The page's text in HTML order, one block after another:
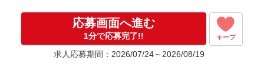
応募画面へ進む
1分で応募完了!! キープ
求人応募期間：2026/07/24～2026/08/19